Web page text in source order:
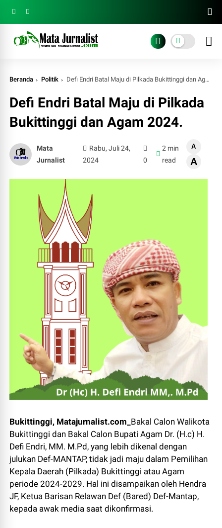
Beranda Politik Defi Endri Batal Maju di Pilkada Bukittinggi dan Agam 2024.
Defi Endri Batal Maju di Pilkada
Bukittinggi dan Agam 2024.
Mata
Jurnalist
Rabu, Juli 24,
2024
0
2 min
read
A
A
Bukittinggi, Matajurnalist.com_ Bakal Calon Walikota
Bukittinggi dan Bakal Calon Bupati Agam Dr. (H.c) H.
Defi Endri, MM. M.Pd, yang lebih dikenal dengan
julukan Def-MANTAP, tidak jadi maju dalam Pemilihan
Kepala Daerah (Pilkada) Bukittinggi atau Agam
periode 2024-2029. Hal ini disampaikan oleh Hendra
JF, Ketua Barisan Relawan Def (Bared) Def-Mantap,
kepada awak media saat dikonfirmasi.